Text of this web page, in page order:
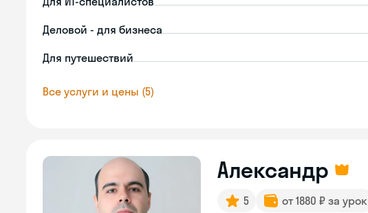
Деловой - для бизнеса
Для путешествий
Все услуги и цены (5)
Александр
5 от 1880 ₽ за урок